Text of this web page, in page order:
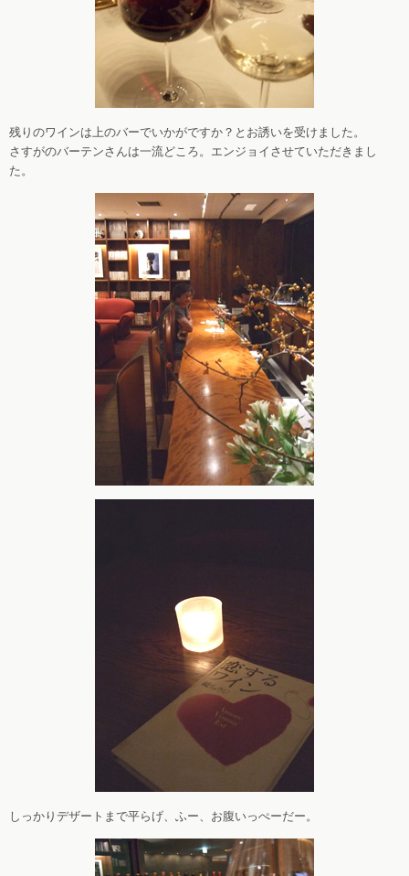
残りのワインは上のバーでいかがですか？とお誘いを受けました。
さすがのバーテンさんは一流どころ。エンジョイさせていただきまし
た。
しっかりデザートまで平らげ、ふー、お腹いっぺーだー。